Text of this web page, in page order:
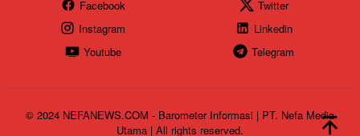
Facebook
Twitter
Instagram
Linkedin
Youtube
Telegram
© 2024 NEFANEWS.COM - Barometer Informasi | PT. Nefa Media
Utama | All rights reserved.